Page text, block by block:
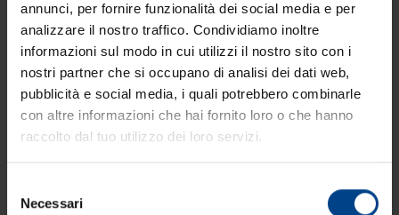
annunci, per fornire funzionalità dei social media e per
analizzare il nostro traffico. Condividiamo inoltre
informazioni sul modo in cui utilizzi il nostro sito con i
nostri partner che si occupano di analisi dei dati web,
pubblicità e social media, i quali potrebbero combinarle
con altre informazioni che hai fornito loro o che hanno
raccolto dal tuo utilizzo dei loro servizi.
delNecessari